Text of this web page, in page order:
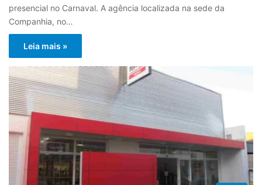
presencial no Carnaval. A agência localizada na sede da
Companhia, no…
Leia mais »